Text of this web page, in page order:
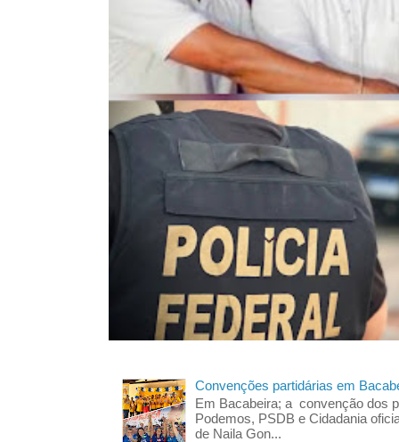
Convenções partidárias em
Em Bacabeira; a convenção dos
Podemos, PSDB e Cidadania
de Naila Gon...